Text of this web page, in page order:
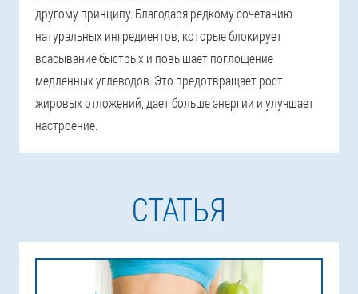
другому принципу. Благодаря редкому сочетанию
натуральных ингредиентов, которые блокирует
всасывание быстрых и повышает поглощение
медленных углеводов. Это предотвращает рост
жировых отложений, дает больше энергии и улучшает
настроение.
СТАТЬЯ